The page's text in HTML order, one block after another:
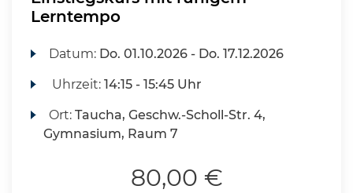
Lerntempo
Datum: Do. 01.10.2026 - Do. 17.12.2026
Uhrzeit:14:15 - 15:45 Uhr
Ort:Taucha, Geschw.-Scholl-Str. 4,
Gymnasium, Raum 7
80,00 €